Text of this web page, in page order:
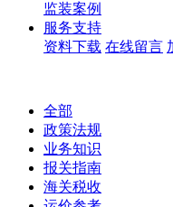
监装案例
服务支持
资料下载 在线留言
全部
政策法规
业务知识
报关指南
海关税收